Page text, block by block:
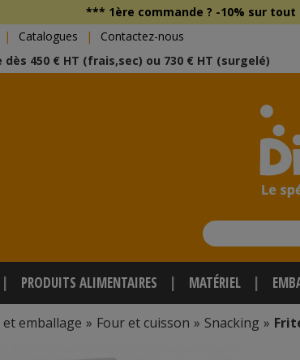
*** 1ère commande ? -10% sur tout
Catalogues
Contactez-nous
450 € HT (frais,sec) ou 730 € HT (surgelé)
Rechercher
PRODUITS ALIMENTAIRES MATÉRIEL
emballage » Four et cuisson » Snacking »